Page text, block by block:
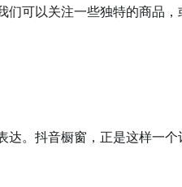
们可以关注一些独特的商品，
。抖音橱窗，正是这样一个